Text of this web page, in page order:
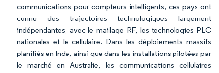
communications pour compteurs intelligents, ces pays ont
connu des trajectoires technologiques largement
indépendantes, avec le maillage RF, les technologies PLC
nationales et le cellulaire. Dans les déploiements massifs
planifiés en Inde, ainsi que dans les installations pilotées par
le marché en Australie, les communications cellulaires